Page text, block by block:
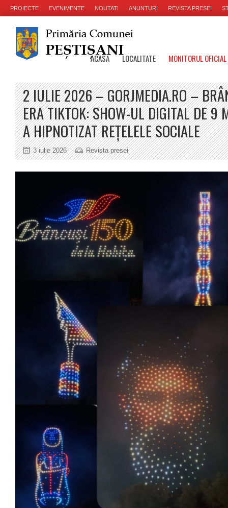
PROIECTE EVENIMENTE NOUTATI ANUNTURI REVISTA PRESEI
ACASA LOCALITATE MONITORUL
2 IULIE 2026 – GORJMEDIA.RO –
ERA TIKTOK: SHOW-UL DIGITAL DE 9
A HIPNOTIZAT REȚELELE SOCIALE
3 iulie 2026 Revista presei